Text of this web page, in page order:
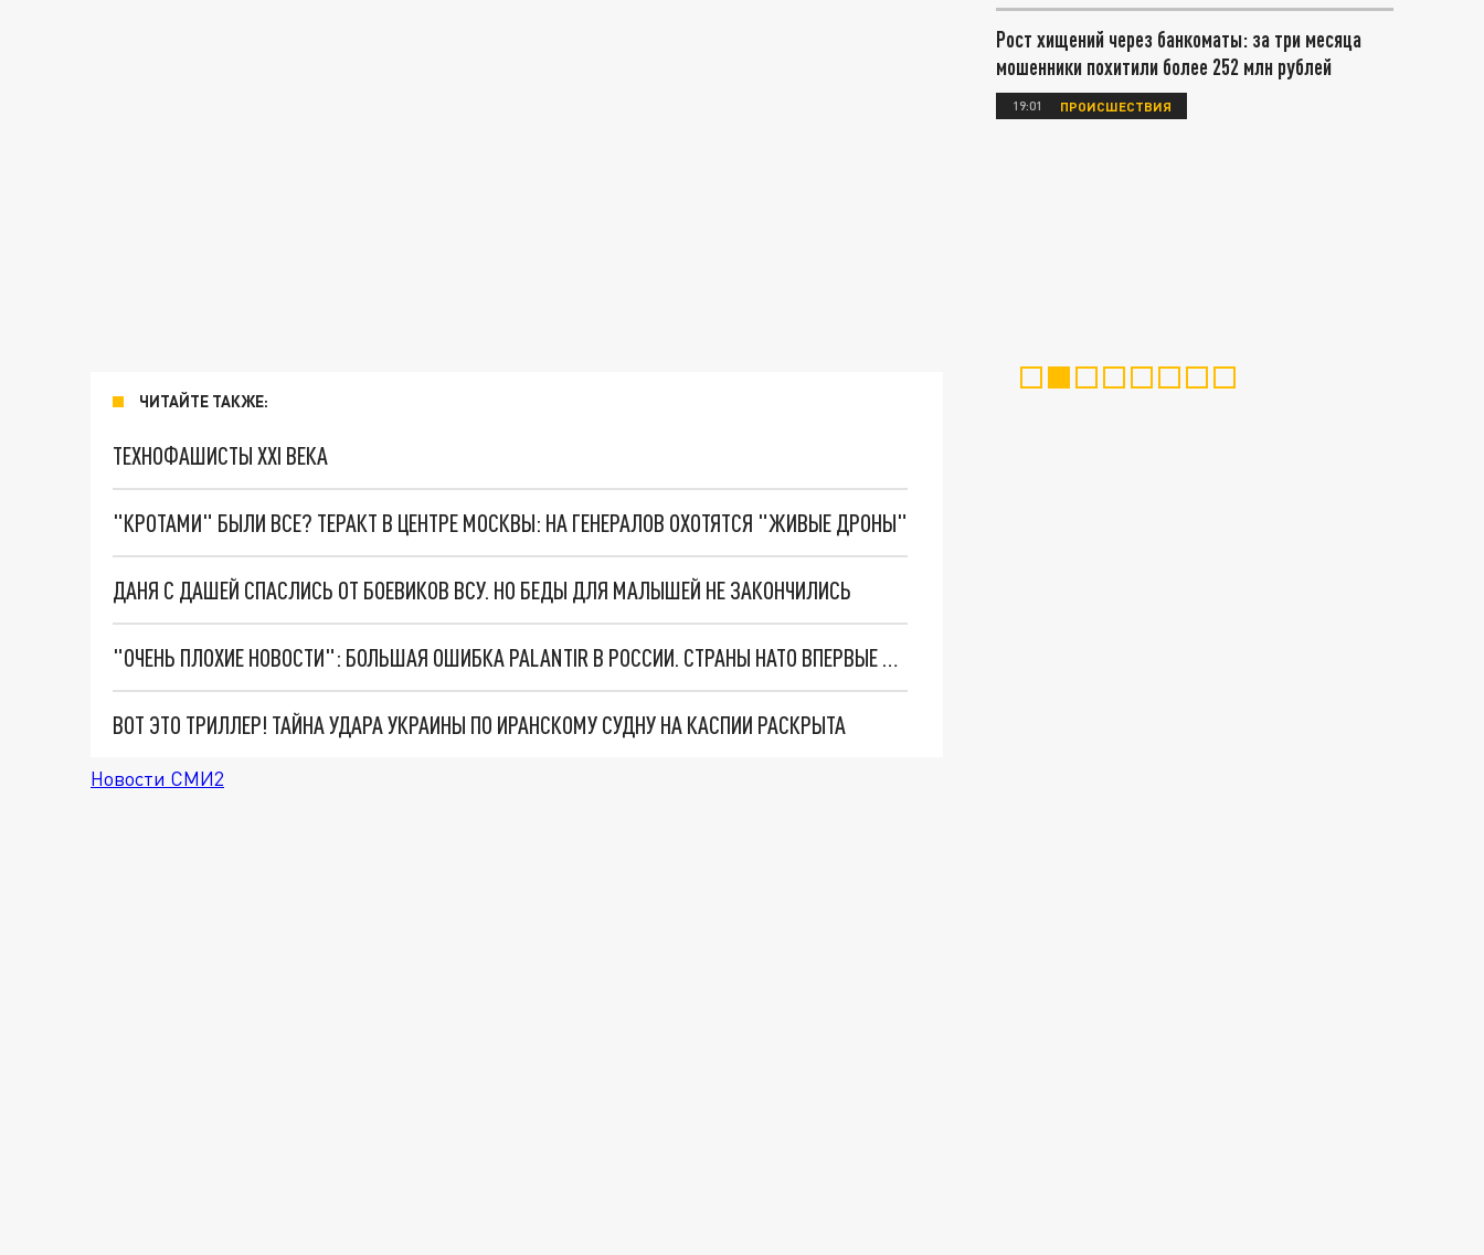
ЧИТАЙТЕ ТАКЖЕ:
ТЕХНОФАШИСТЫ XXI ВЕКА
"КРОТАМИ" БЫЛИ ВСЕ? ТЕРАКТ В ЦЕНТРЕ МОСКВЫ: НА ГЕНЕРАЛОВ ОХОТЯТСЯ "ЖИВЫЕ ДРОНЫ"
ДАНЯ С ДАШЕЙ СПАСЛИСЬ ОТ БОЕВИКОВ ВСУ. НО БЕДЫ ДЛЯ МАЛЫШЕЙ НЕ ЗАКОНЧИЛИСЬ
"ОЧЕНЬ ПЛОХИЕ НОВОСТИ": БОЛЬШАЯ ОШИБКА PALANTIR В РОССИИ. СТРАНЫ НАТО ВПЕРВЫЕ ЗА СВО ОСТАНОВИЛИ ПОСТАВКИ ОРУЖИЯ. ВСУ ТЕРЯЮТ ПРИГРАНИЧЬЕ?
ВОТ ЭТО ТРИЛЛЕР! ТАЙНА УДАРА УКРАИНЫ ПО ИРАНСКОМУ СУДНУ НА КАСПИИ РАСКРЫТА
Новости СМИ2
Рост хищений через банкоматы: за три месяца
мошенники похитили более 252 млн рублей
19:01 ПРОИСШЕСТВИЯ